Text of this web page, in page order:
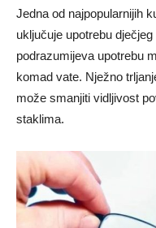
Jedna od najpopularnijih
uključuje upotrebu
podrazumijeva upotrebu
komad vate. Nježno
može smanjiti vidljivost
staklima.